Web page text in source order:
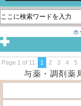
ホ
Page 1 of 11 1 2 3 4 5
与薬・調剤薬